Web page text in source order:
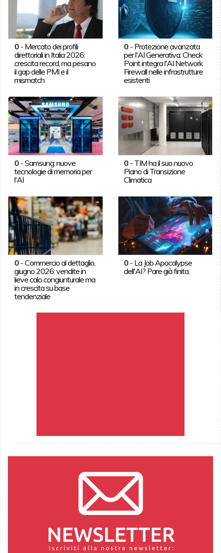
0- Mercato dei profili
direttoriali in Italia 2026:
crescita record, ma pesano
il gap delle PMI e il
mismatch
0 - Protezione avanzata
per l'AI Generativa: Check
Point integra l'AI Network
Firewall nelle infrastrutture
esistenti
0-Samsung: nuove
tecnologie di memoria per
l'AI
0 - TIM ha il suo nuovo
Piano di Transizione
Climatica
0-Commercio al dettaglio,
giugno 2026: vendite in
lieve calo congiunturale ma
in crescita su base
tendenziale
0 - La Job Apocalypse
dell'AI? Pare già finita.